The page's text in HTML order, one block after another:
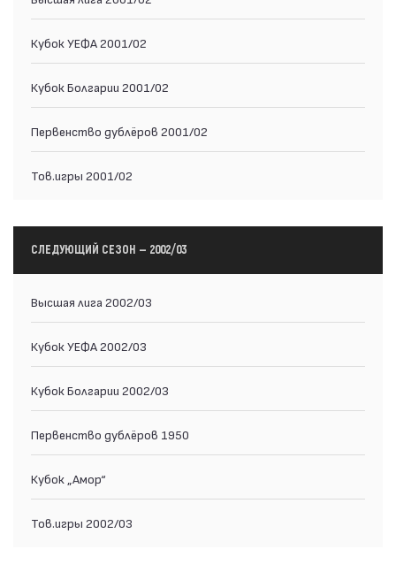
Кубок УЕФА 2001/02
Кубок Болгарии 2001/02
Первенство дублёров 2001/02
Тов.игры 2001/02
СЛЕДУЮЩИЙ СЕЗОН — 2002/03
Высшая лига 2002/03
Кубок УЕФА 2002/03
Кубок Болгарии 2002/03
Первенство дублёров 1950
Кубок „Амор“
Тов.игры 2002/03